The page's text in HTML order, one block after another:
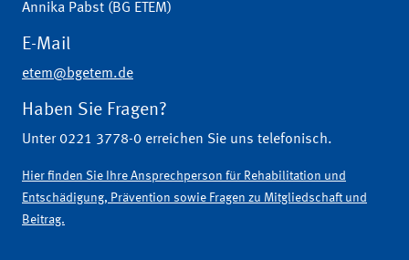
Annika Pabst (BG ETEM)
E-Mail
etem@bgetem.de
Haben Sie Fragen?
Unter 0221 3778-0 erreichen Sie uns telefonisch.
Hier finden Sie Ihre Ansprechperson für Rehabilitation und
Entschädigung, Prävention sowie Fragen zu Mitgliedschaft und
Beitrag.